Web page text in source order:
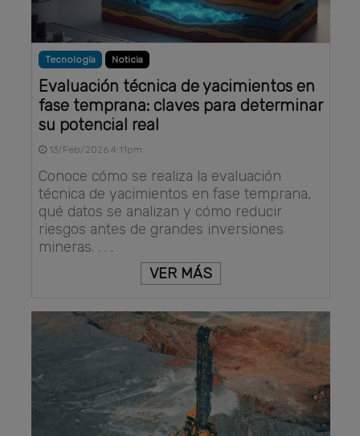
Tecnología Noticia
Evaluación técnica de yacimientos en
fase temprana: claves para determinar
su potencial real
13/Feb/2026 4:11pm
Conoce cómo se realiza la evaluación
técnica de yacimientos en fase temprana,
qué datos se analizan y cómo reducir
riesgos antes de grandes inversiones
mineras. . . .
VER MÁS